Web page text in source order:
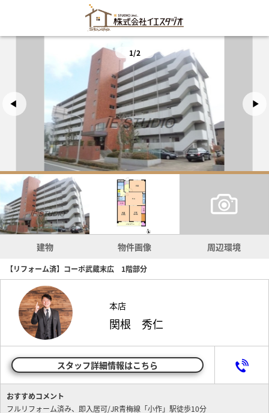
1/2
建物 物件画像 周辺環境
【リフォーム済】コーポ武蔵末広 1階部分
本店
関根 秀仁
スタッフ詳細情報はこちら
おすすめコメント
フルリフォーム済み、即入居可/JR青梅線「小作」駅徒歩10分